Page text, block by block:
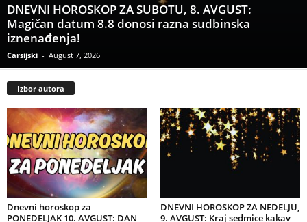
DNEVNI HOROSKOP ZA SUBOTU, 8. AVGUST:
Magičan datum 8.8 donosi razna sudbinska
iznenađenja!
Carsijski - August 7, 2026
Izbor autora
Dnevni horoskop za
PONEDELJAK 10. AVGUST: DAN
DNEVNI HOROSKOP ZA NEDELJU,
9. AVGUST: Kraj sedmice kakav